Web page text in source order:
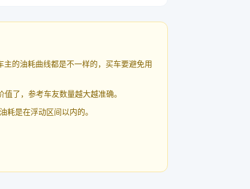
的油耗曲线都是不一样的，买车要避免用
了，参考车友数量越大越准确。
是在浮动区间以内的。